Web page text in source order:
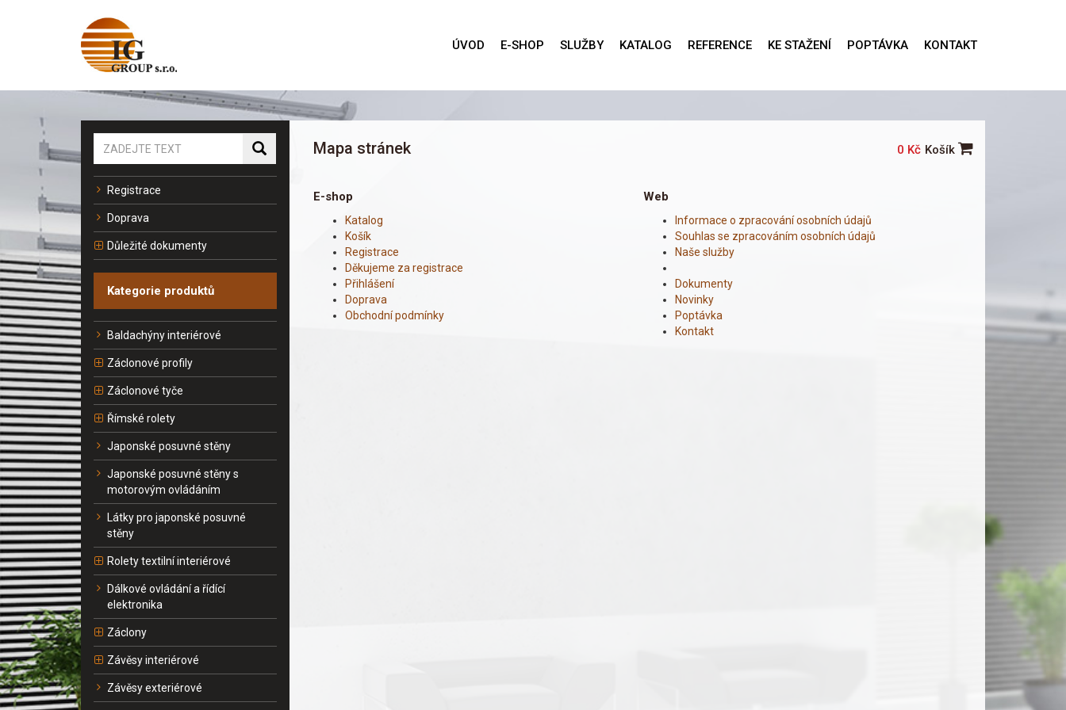
ÚVOD E-SHOP SLUŽBY KATALOG REFERENCE KE STAŽENÍ POPTÁVKA KONTAKT
Registrace
Doprava
Důležité dokumenty
Kategorie produktů
Baldachýny interiérové
Záclonové profily
Záclonové tyče
Římské rolety
Japonské posuvné stěny
Japonské posuvné stěny s
motorovým ovládáním
Látky pro japonské posuvné
stěny
Rolety textilní interiérové
Dálkové ovládání a řídící
elektronika
Záclony
Závěsy interiérové
Závěsy exteriérové
Mapa stránek 0 Kč Košík
E-shop
Katalog
Košík
Registrace
Děkujeme za registrace
Přihlášení
Doprava
Obchodní podmínky
Web
Informace o zpracování osobních údajů
Souhlas se zpracováním osobních údajů
Naše služby
Dokumenty
Novinky
Poptávka
Kontakt